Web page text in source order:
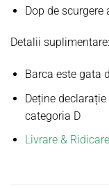
Dop de scurgere
Detalii suplimentare:
Barca este gata
Deține
categoria D
Livrare &